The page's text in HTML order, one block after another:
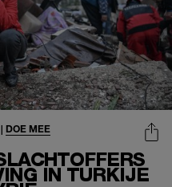
IN TURKIJE
DOE MEE